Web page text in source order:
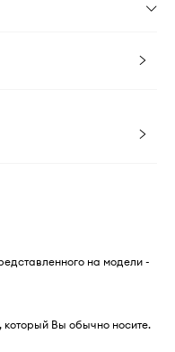
на модели -
Вы обычно носите.